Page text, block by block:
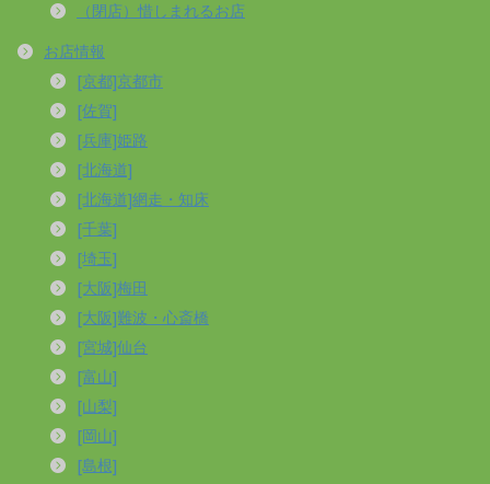
（閉店）惜しまれるお店
お店情報
[京都]京都市
[佐賀]
[兵庫]姫路
[北海道]
[北海道]網走・知床
[千葉]
[埼玉]
[大阪]梅田
[大阪]難波・心斎橋
[宮城]仙台
[富山]
[山梨]
[岡山]
[島根]